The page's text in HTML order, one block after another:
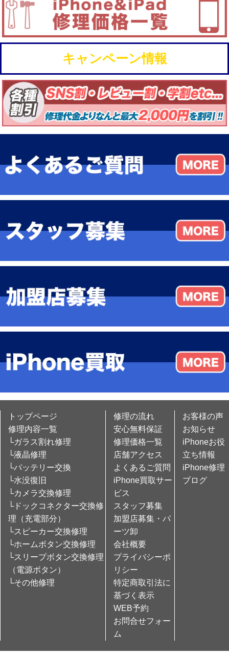
キャンペーン情報
トップページ
修理内容一覧
└ガラス割れ修理
└液晶修理
└バッテリー交換
└水没復旧
└カメラ交換修理
└ドックコネクター交換修
理（充電部分）
└スピーカー交換修理
└ホームボタン交換修理
└スリープボタン交換修理
（電源ボタン）
└その他修理
修理の流れ
安心無料保証
修理価格一覧
店舗アクセス
よくあるご質問
iPhone買取サー
ビス
スタッフ募集
加盟店募集・パ
ーツ卸
会社概要
プライバシーポ
リシー
特定商取引法に
基づく表示
WEB予約
お問合せフォー
ム
お客様の声
お知らせ
iPhoneお役
立ち情報
iPhone修理
ブログ